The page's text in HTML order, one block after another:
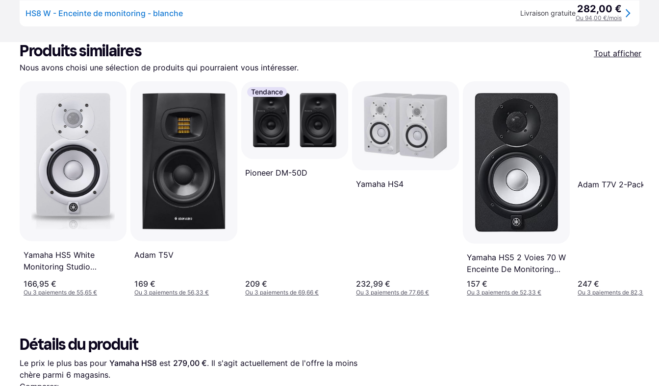
HS8 W - Enceinte de monitoring - blanche Livraison gratuite 282,00 €
Ou 94,00 €/mois
Produits similaires
Tout afficher
Nous avons choisi une sélection de produits qui pourraient vous intéresser.
Yamaha HS5 White
Monitoring Studio
Amplifier
166,95 €
Ou 3 paiements de 55,65 €
Adam T5V
169 €
Ou 3 paiements de 56,33 €
Tendance
Pioneer DM-50D
209 €
Ou 3 paiements de 69,66 €
Yamaha HS4
232,99 €
Ou 3 paiements de 77,66 €
Yamaha HS5 2 Voies 70 W
Enceinte De Monitoring
45 Watts
157 €
Ou 3 paiements de 52,33 €
Adam T7V 2-Pack
247 €
Ou 3 paiements de 82,33 €
Détails du produit
Le prix le plus bas pour Yamaha HS8 est 279,00 €. Il s'agit actuellement de l'offre la moins
chère parmi 6 magasins.